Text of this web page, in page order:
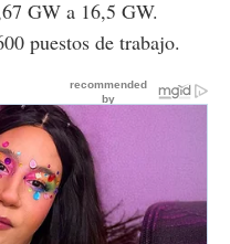
GW a 16,5 GW.
puestos de trabajo.